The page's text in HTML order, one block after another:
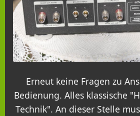
Erneut keine Fragen zu
Bedienung. Alles klassische
Technik". An dieser Stelle